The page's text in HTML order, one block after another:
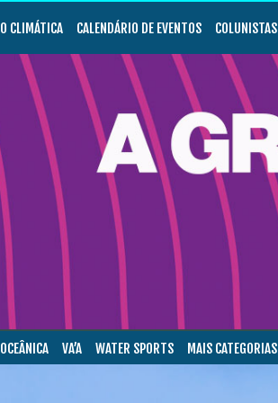
CLIMÁTICA CALENDÁRIO DE EVENTOS COLUNISTAS
VA’A WATER SPORTS MAIS CATEGORIAS